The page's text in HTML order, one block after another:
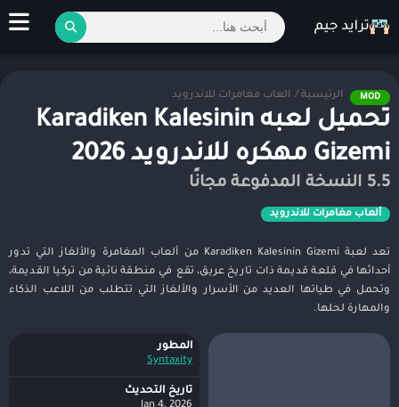
MOD الرئيسية / ألعاب مغامرات للاندرويد
تحميل لعبه Karadiken Kalesinin
Gizemi مهكره للاندرويد 2026
5.5 النسخة المدفوعة مجانًا
ألعاب مغامرات للاندرويد
تعد لعبة Karadiken Kalesinin Gizemi من ألعاب المغامرة والألغاز التي تدور
أحداثها في قلعة قديمة ذات تاريخ عريق، تقع في منطقة نائية من تركيا القديمة،
وتحمل في طياتها العديد من الأسرار والألغاز التي تتطلب من اللاعب الذكاء
والمهارة لحلها.
المطور
Syntaxity
تاريخ التحديث